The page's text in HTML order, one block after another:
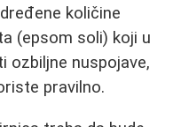
količine
(epsom soli) koji u
ozbiljne nuspojave,
pravilno.